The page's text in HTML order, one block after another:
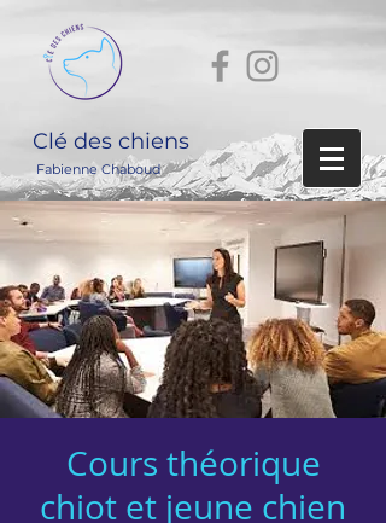
Clé des chiens
Fabienne Chaboud
Cours théorique
chiot et jeune chien